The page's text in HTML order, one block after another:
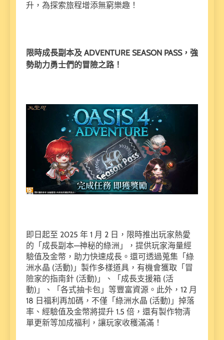
升，為探索旅程增添無窮樂趣！
限時成長副本及 ADVENTURE SEASON PASS，強
勢助力勇士們的冒險之路！
即日起至 2025 年 1 月 2 日，限時推出玩家熱愛
的「成長副本—神秘的綠洲」，提供玩家海量經
驗值及金幣，助力快速成長。還可透過蒐集「綠
洲水晶 (活動)」製作多樣道具，有機會獲取「冒
險家的指南針 (活動)」、「成長支援箱 (活
動)」、「各式抽卡包」等豐富資源。此外，12 月
18 日福利再加碼，不僅「綠洲水晶 (活動)」掉落
率、經驗值及金幣將提升 1.5 倍，還有製作物清
單更新等加成福利，讓玩家收穫滿滿！